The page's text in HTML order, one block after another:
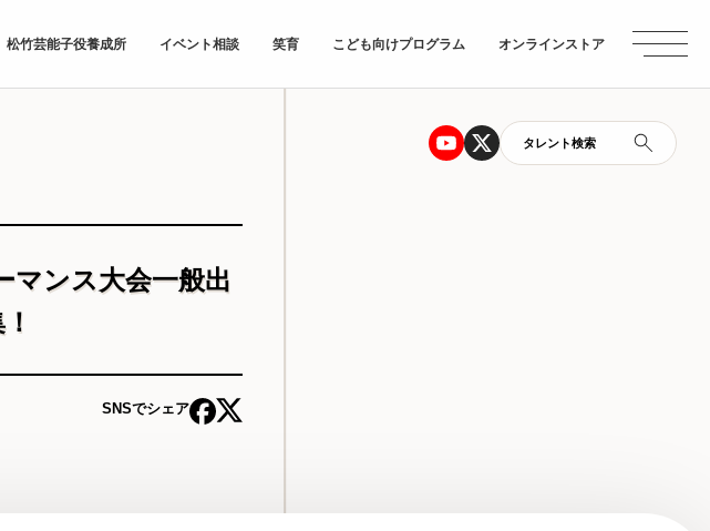
松竹芸能子役養成所 イベント相談 笑育 こども向けプログラム オンラインストア
タレント検索
マンス大会一般出
SNSでシェア